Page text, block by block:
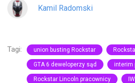
Kamil Radomski
Tagi: union busting Rockstar
GTA 6 deweloperzy sąd interim
Rockstar Lincoln pracownicy